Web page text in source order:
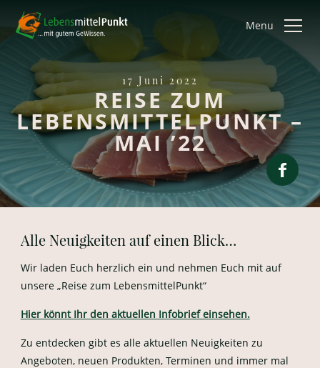
Menu
17 Juni 2022
REISE ZUM
LEBENSMITTELPUNKT –
MAI ’22
Alle Neuigkeiten auf einen Blick…
Wir laden Euch herzlich ein und nehmen Euch mit auf
unsere „Reise zum LebensmittelPunkt“
Hier könnt Ihr den aktuellen Infobrief einsehen.
Zu entdecken gibt es alle aktuellen Neuigkeiten zu
Angeboten, neuen Produkten, Terminen und immer mal